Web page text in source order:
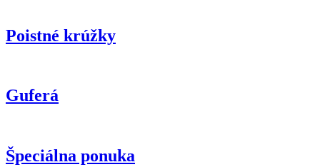
Poistné krúžky
Guferá
Špeciálna ponuka